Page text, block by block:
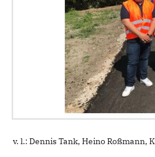
v. l.: Dennis Tank, Heino Roßmann,